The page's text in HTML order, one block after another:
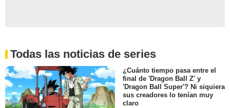
Todas las noticias de series
¿Cuánto tiempo pasa entre el
final de 'Dragon Ball Z' y
'Dragon Ball Super'? Ni siquiera
sus creadores lo tenían muy
claro